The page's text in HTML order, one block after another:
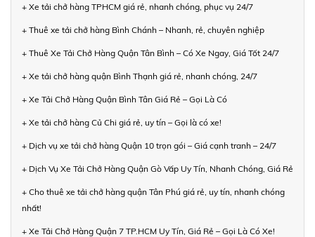
+ Xe tải chở hàng TPHCM giá rẻ, nhanh chóng, phục vụ 24/7
+ Thuê xe tải chở hàng Bình Chánh – Nhanh, rẻ, chuyên nghiệp
+ Thuê Xe Tải Chở Hàng Quận Tân Bình – Có Xe Ngay, Giá Tốt 24/7
+ Xe tải chở hàng quận Bình Thạnh giá rẻ, nhanh chóng, 24/7
+ Xe Tải Chở Hàng Quận Bình Tân Giá Rẻ – Gọi Là Có
+ Xe tải chở hàng Củ Chi giá rẻ, uy tín – Gọi là có xe!
+ Dịch vụ xe tải chở hàng Quận 10 trọn gói – Giá cạnh tranh – 24/7
+ Dịch Vụ Xe Tải Chở Hàng Quận Gò Vấp Uy Tín, Nhanh Chóng, Giá Rẻ
+ Cho thuê xe tải chở hàng quận Tân Phú giá rẻ, uy tín, nhanh chóng
nhất!
+ Xe Tải Chở Hàng Quận 7 TP.HCM Uy Tín, Giá Rẻ – Gọi Là Có Xe!